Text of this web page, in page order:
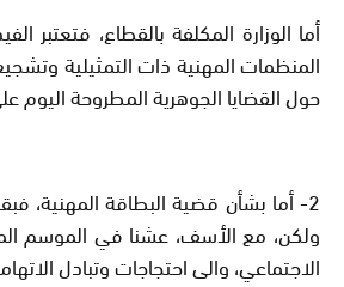
أما الوزارة المكلفة بالقطاع،
المنظمات المهنية ذات التمثيلية
حول القضايا الجوهرية المطروحة اليوم
2- أما بشأن قضية البطاقة المهنية،
ولكن، مع الأسف، عشنا في الموسم
الاجتماعي، والى احتجاجات وتبادل